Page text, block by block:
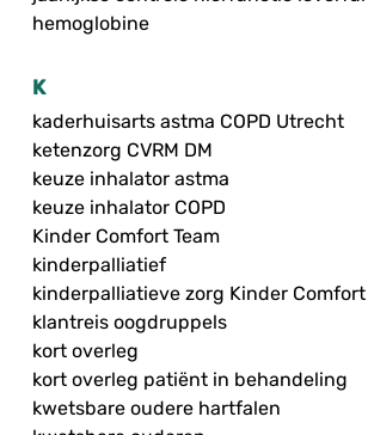
hemoglobine
K
kaderhuisarts astma COPD Utrecht
ketenzorg CVRM DM
keuze inhalator astma
keuze inhalator COPD
Kinder Comfort Team
kinderpalliatief
kinderpalliatieve zorg Kinder Comfort
klantreis oogdruppels
kort overleg
kort overleg patiënt in behandeling
kwetsbare oudere hartfalen